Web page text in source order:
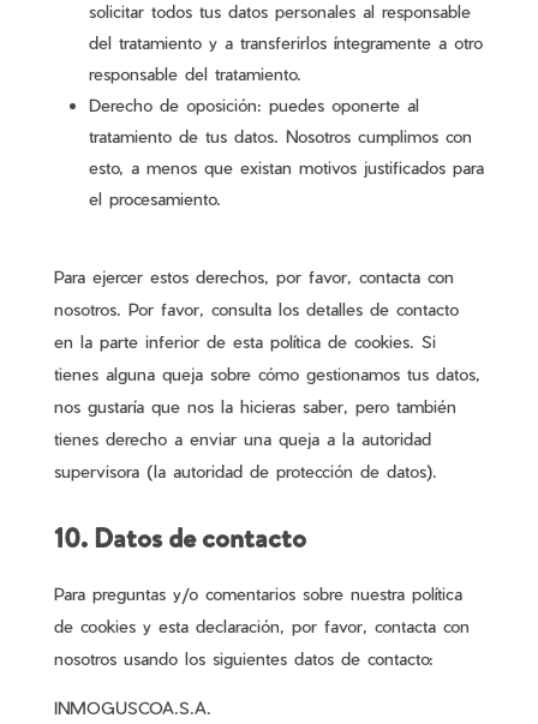
solicitar todos tus datos personales al responsable
del tratamiento y a transferirlos íntegramente a otro
responsable del tratamiento.
Derecho de oposición: puedes oponerte al
tratamiento de tus datos. Nosotros cumplimos con
esto, a menos que existan motivos justificados para
el procesamiento.
Para ejercer estos derechos, por favor, contacta con
nosotros. Por favor, consulta los detalles de contacto
en la parte inferior de esta política de cookies. Si
tienes alguna queja sobre cómo gestionamos tus datos,
nos gustaría que nos la hicieras saber, pero también
tienes derecho a enviar una queja a la autoridad
supervisora (la autoridad de protección de datos).
10. Datos de contacto
Para preguntas y/o comentarios sobre nuestra política
de cookies y esta declaración, por favor, contacta con
nosotros usando los siguientes datos de contacto:
INMOGUSCOA.S.A.